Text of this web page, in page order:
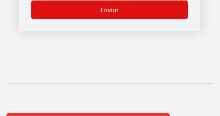
Enviar